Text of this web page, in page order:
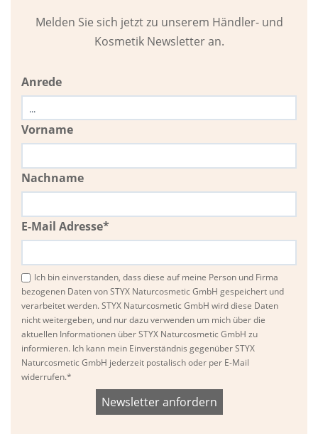
Melden Sie sich jetzt zu unserem Händler- und
Kosmetik Newsletter an.
Anrede
Vorname
Nachname
E-Mail Adresse*
Ich bin einverstanden, dass diese auf meine Person und Firma
bezogenen Daten von STYX Naturcosmetic GmbH gespeichert und
verarbeitet werden. STYX Naturcosmetic GmbH wird diese Daten
nicht weitergeben, und nur dazu verwenden um mich über die
aktuellen Informationen über STYX Naturcosmetic GmbH zu
informieren. Ich kann mein Einverständnis gegenüber STYX
Naturcosmetic GmbH jederzeit postalisch oder per E-Mail
widerrufen.*